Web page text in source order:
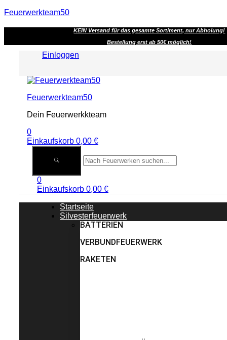
Feuerwerkteam50
KEIN Versand für das gesamte Sortiment, nur Abholung!
Bestellung erst ab 50€ möglich!
Einloggen
Menu
Feuerwerkteam50
Dein Feuerwerkkteam
0
Einkaufskorb 0,00 €
0
Einkaufskorb 0,00 €
Startseite
Silvesterfeuerwerk
BATTERIEN
VERBUNDFEUERWERK
RAKETEN